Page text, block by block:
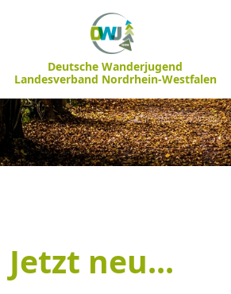
Deutsche Wanderjugend
Landesverband Nordrhein-Westfalen
Jetzt neu...